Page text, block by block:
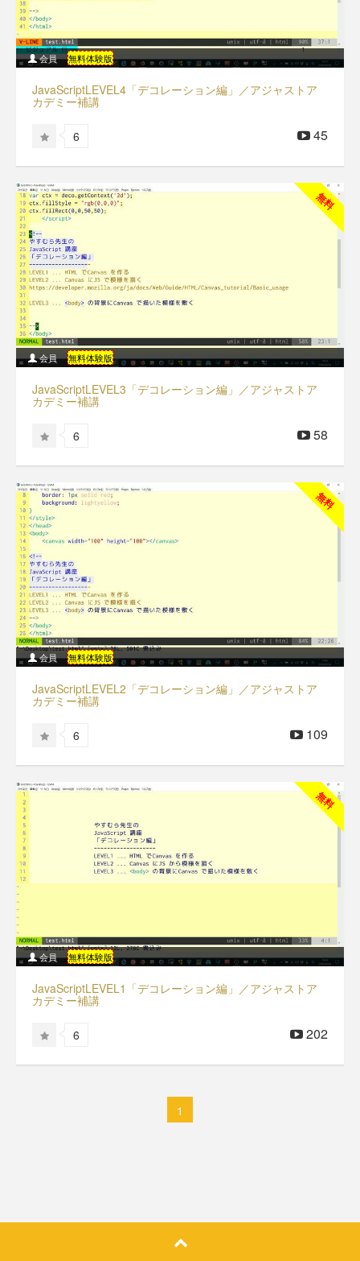
会員 無料体験版
JavaScriptLEVEL4「デコレーション編」／アジャストア
カデミー補講
6 45
無料
会員 無料体験版
JavaScriptLEVEL3「デコレーション編」／アジャストア
カデミー補講
6 58
無料
会員 無料体験版
JavaScriptLEVEL2「デコレーション編」／アジャストア
カデミー補講
6 109
無料
会員 無料体験版
JavaScriptLEVEL1「デコレーション編」／アジャストア
カデミー補講
6 202
1